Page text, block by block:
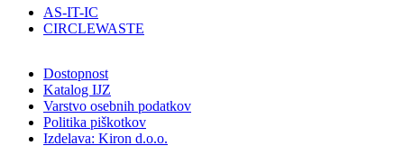
AS-IT-IC
CIRCLEWASTE
Dostopnost
Katalog IJZ
Varstvo osebnih podatkov
Politika piškotkov
Izdelava: Kiron d.o.o.